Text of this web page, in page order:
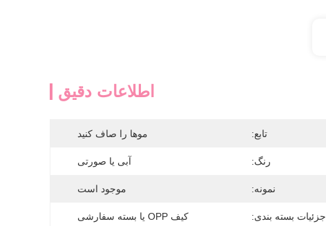
اطلاعات دقیق
تابع: موها را صاف کنید
رنگ: آبی یا صورتی
نمونه: موجود است
جزئیات بسته بندی: کیف OPP یا بسته سفارشی